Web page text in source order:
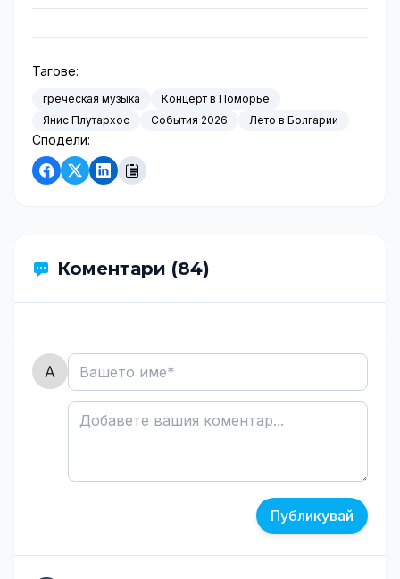
Тагове:
греческая музыка
Концерт в Поморье
Янис Плутархос
События 2026 Лето в Болгарии
Сподели:
Коментари (84)
Публикувай